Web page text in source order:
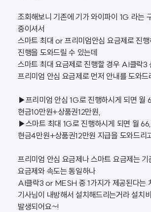
조회해보니 기존에 기가 와이파이 1G 라는
중이셔서
스마트 최대 or 프리미엄안심 요금제로 진
진행을 도와드릴 수 있는데
스마트 최대 요금제로 진행할 경우 AI클락3
프리미엄 안심 요금제로 먼저 안내를 도와드
▶프리미엄 안심 1G로 진행하시게 되면 월
현금10만원+상품권12만원,
▶스마트 최대 1G로 진행하시게 되면 월
현금4만원+상품권12만원 지급을 도와드리
프리미엄 안심 요금제나 스마트 요금제는
요금제와 속도는 동일하나
AI클락3 or MESH 중 1가지가 제공된다는
기사님이 내방해서 설치해드리는거라 설치
발생되어요~!